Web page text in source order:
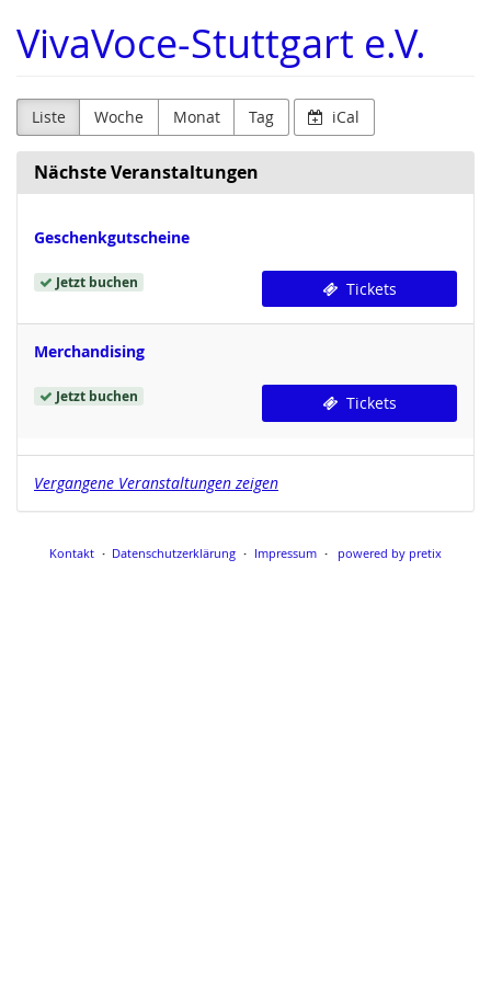
Haupt-
Inhalt
VivaVoce-Stuttgart e.V.
Liste Woche Monat Tag iCal
Nächste Veranstaltungen
Geschenkgutscheine
Jetzt buchen Tickets
Merchandising
Jetzt buchen Tickets
Vergangene Veranstaltungen zeigen
Kontakt Datenschutzerklärung Impressum powered by pretix